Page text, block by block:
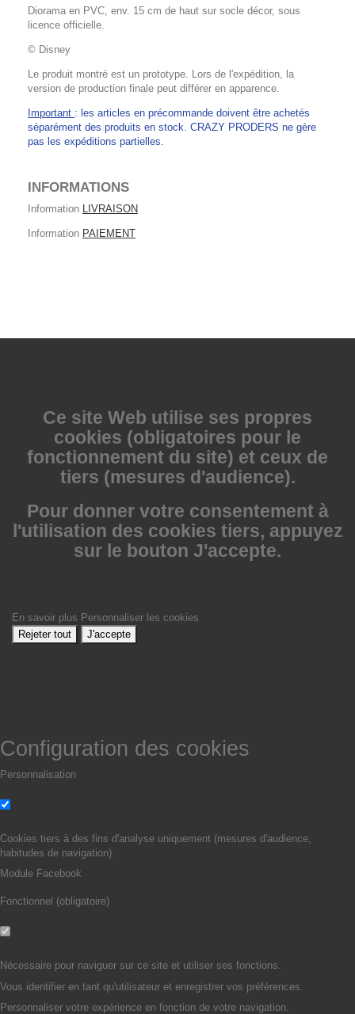
Diorama en PVC, env. 15 cm de haut sur socle décor, sous
licence officielle.
© Disney
Le produit montré est un prototype. Lors de l'expédition, la
version de production finale peut différer en apparence.
Important : les articles en précommande doivent être achetés
séparément des produits en stock. CRAZY PRODERS ne gère
pas les expéditions partielles.
INFORMATIONS
Information LIVRAISON
Information PAIEMENT
Ce site Web utilise ses propres
cookies (obligatoires pour le
fonctionnement du site) et ceux de
tiers (mesures d'audience).
Pour donner votre consentement à
l'utilisation des cookies tiers, appuyez
sur le bouton J'accepte.
En savoir plus Personnaliser les cookies
Rejeter tout
J'accepte
Configuration des cookies
Personnalisation
Cookies tiers à des fins d'analyse uniquement (mesures d'audience,
habitudes de navigation).
Module Facebook
Fonctionnel (obligatoire)
Nécessaire pour naviguer sur ce site et utiliser ses fonctions.
Vous identifier en tant qu'utilisateur et enregistrer vos préférences.
Personnaliser votre expérience en fonction de votre navigation.